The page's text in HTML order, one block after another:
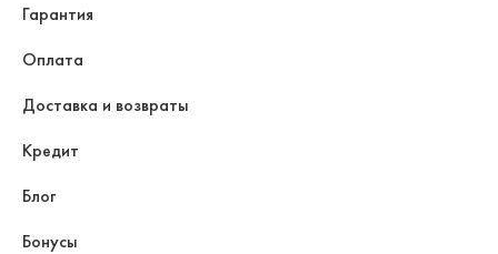
Гарантия
Оплата
Доставка и возвраты
Кредит
Блог
Бонусы